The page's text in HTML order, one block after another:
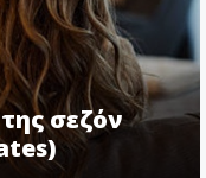
σεζόν